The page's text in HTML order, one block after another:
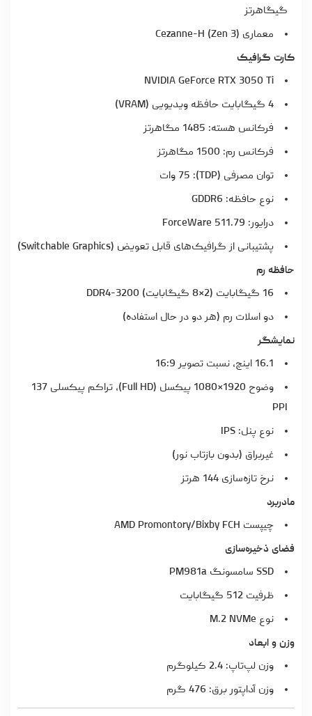
گیگاهرتز
معماری Cezanne-H (Zen 3)
کارت گرافیک
NVIDIA GeForce RTX 3050 Ti
4 گیگابایت حافظه ویدیویی (VRAM)
فرکانس هسته: 1485 مگاهرتز
فرکانس رم: 1500 مگاهرتز
توان مصرفی (TDP): 75 وات
نوع حافظه: GDDR6
درایور: ForceWare 511.79
پشتیبانی از گرافیک‌های قابل تعویض (Switchable Graphics)
حافظه رم
16 گیگابایت (2×8 گیگابایت) DDR4-3200
دو اسلات رم (هر دو در حال استفاده)
نمایشگر
16.1 اینچ، نسبت تصویر 16:9
وضوح 1920×1080 پیکسل (Full HD)، تراکم پیکسلی 137
PPI
نوع پنل: IPS
غیربراق (بدون بازتاب نور)
نرخ تازه‌سازی 144 هرتز
مادربرد
چیپست AMD Promontory/Bixby FCH
فضای ذخیره‌سازی
SSD سامسونگ PM981a
ظرفیت 512 گیگابایت
نوع M.2 NVMe
وزن و ابعاد
وزن لپ‌تاپ: 2.4 کیلوگرم
وزن آداپتور برق: 476 گرم